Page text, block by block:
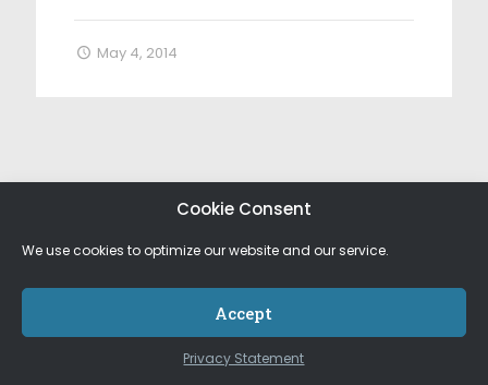
Cookie Consent
We use cookies to optimize our website and our service.
Accept
Privacy Statement
May 4, 2014